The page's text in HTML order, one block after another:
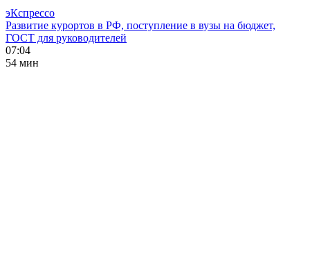
эКспрессо
Развитие курортов в РФ, поступление в вузы на бюджет,
ГОСТ для руководителей
07:04
54 мин